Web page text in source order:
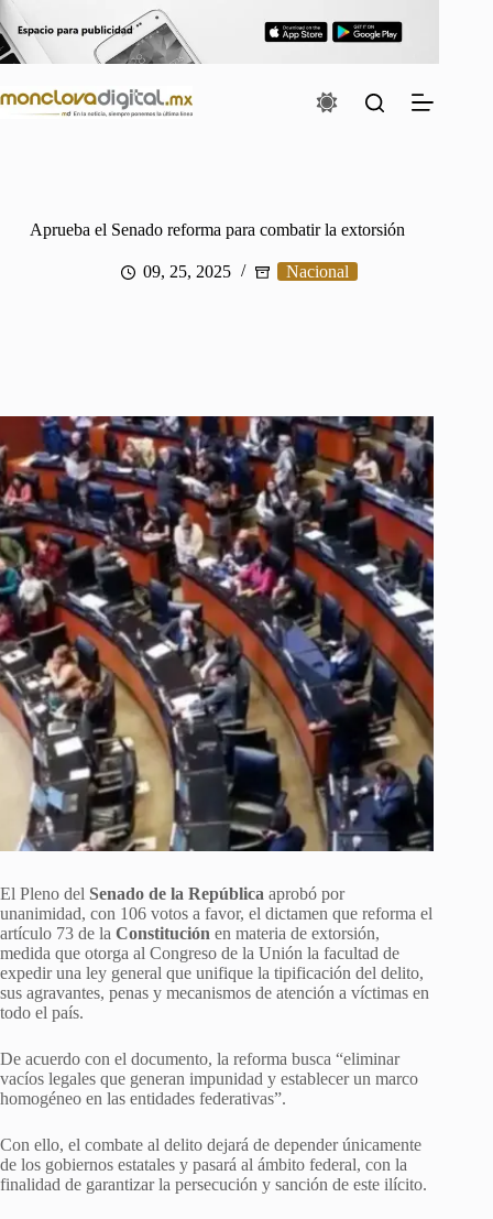
al
contenido
Aprueba el Senado reforma para combatir la extorsión
09, 25, 2025 Nacional
El Pleno del Senado de la República aprobó por
unanimidad, con 106 votos a favor, el dictamen que reforma el
artículo 73 de la Constitución en materia de extorsión,
medida que otorga al Congreso de la Unión la facultad de
expedir una ley general que unifique la tipificación del delito,
sus agravantes, penas y mecanismos de atención a víctimas en
todo el país.
De acuerdo con el documento, la reforma busca “eliminar
vacíos legales que generan impunidad y establecer un marco
homogéneo en las entidades federativas”.
Con ello, el combate al delito dejará de depender únicamente
de los gobiernos estatales y pasará al ámbito federal, con la
finalidad de garantizar la persecución y sanción de este ilícito.